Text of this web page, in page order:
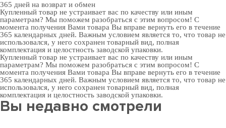
365 дней на возврат и обмен
Купленный товар не устраивает вас по качеству или иным
параметрам? Мы поможем разобраться с этим вопросом! С
момента получения Вами товара Вы вправе вернуть его в течение
365 календарных дней. Важным условием является то, что товар не
использовался, у него сохранен товарный вид, полная
комплектация и целостность заводской упаковки.
Купленный товар не устраивает вас по качеству или иным
параметрам? Мы поможем разобраться с этим вопросом! С
момента получения Вами товара Вы вправе вернуть его в течение
365 календарных дней. Важным условием является то, что товар не
использовался, у него сохранен товарный вид, полная
комплектация и целостность заводской упаковки.
Вы недавно смотрели